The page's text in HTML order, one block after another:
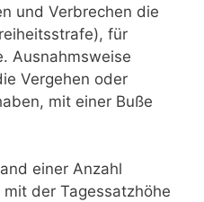
und Verbrechen die
für
Ausnahmsweise
Vergehen oder
mit einer Buße
einer Anzahl
der Tagessatzhöhe